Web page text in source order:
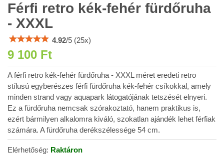
Férfi retro kék-fehér fürdőruha
- XXXL
4.92/5 (25x)
9 100 Ft
A férfi retro kék-fehér fürdőruha - XXXL méret eredeti retro
stílusú egyberészes férfi fürdőruha kék-fehér csíkokkal, amely
minden strand vagy aquapark látogatójának tetszését elnyeri.
Ez a fürdőruha nemcsak szórakoztató, hanem praktikus is,
ezért bármilyen alkalomra kiváló, szokatlan ajándék lehet férfiak
számára. A fürdőruha derékszélessége 54 cm.
Elérhetőség: Raktáron